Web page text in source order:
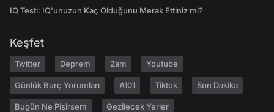
IQ Testi: IQ'unuzun Kaç Olduğunu Merak Ettiniz mi?
Keşfet
Twitter Deprem Zam Youtube
Günlük Burç Yorumları A101 Tiktok Son Dakika
Bugün Ne Pişirsem Gezilecek Yerler